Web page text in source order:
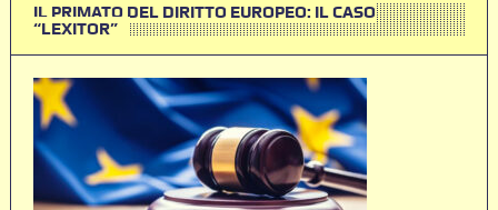
IL PRIMATO DEL DIRITTO EUROPEO: IL CASO
“LEXITOR”